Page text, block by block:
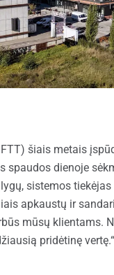
šiais metais
spaudos dienoje
sistemos
apkaustų ir
mūsų klientams.
pridėtinę vertę.“